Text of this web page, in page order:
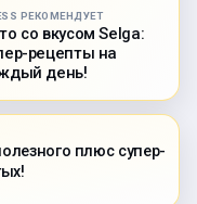
РЕКОМЕНДУЕТ
со вкусом Selga:
рецепты на
день!
плюс супер-